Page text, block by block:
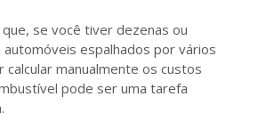
se você tiver dezenas ou
automóveis espalhados por vários
calcular manualmente os custos
pode ser uma tarefa